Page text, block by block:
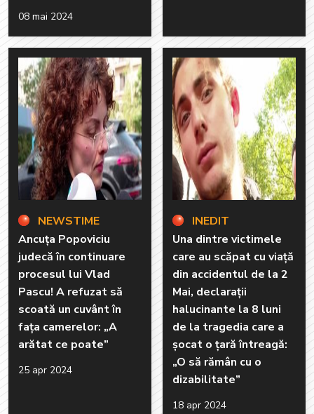
08 mai 2024
NEWSTIME
Ancuța Popoviciu
judecă în continuare
procesul lui Vlad
Pascu! A refuzat să
scoată un cuvânt în
fața camerelor: „A
arătat ce poate”
25 apr 2024
INEDIT
Una dintre victimele
care au scăpat cu viață
din accidentul de la 2
Mai, declarații
halucinante la 8 luni
de la tragedia care a
șocat o țară întreagă:
„O să rămân cu o
dizabilitate”
18 apr 2024